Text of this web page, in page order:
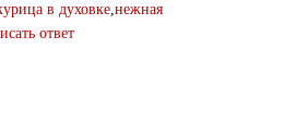
в духовке,нежная
ответ